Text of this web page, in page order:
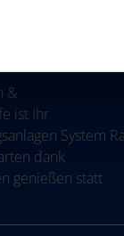
AUSTRIA
&
ist Ihr
System
dank
genießen statt